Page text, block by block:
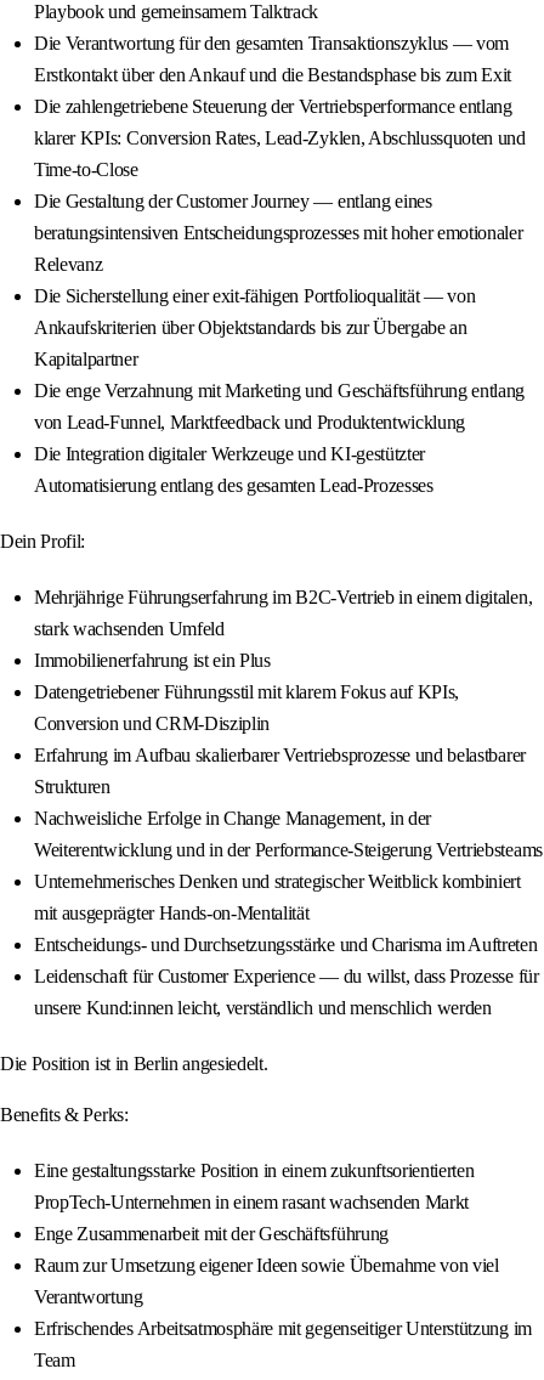
Playbook und gemeinsamem Talktrack
Die Verantwortung für den gesamten Transaktionszyklus — vom
Erstkontakt über den Ankauf und die Bestandsphase bis zum Exit
Die zahlengetriebene Steuerung der Vertriebsperformance entlang
klarer KPIs: Conversion Rates, Lead-Zyklen, Abschlussquoten und
Time-to-Close
Die Gestaltung der Customer Journey — entlang eines
beratungsintensiven Entscheidungsprozesses mit hoher emotionaler
Relevanz
Die Sicherstellung einer exit-fähigen Portfolioqualität — von
Ankaufskriterien über Objektstandards bis zur Übergabe an
Kapitalpartner
Die enge Verzahnung mit Marketing und Geschäftsführung entlang
von Lead-Funnel, Marktfeedback und Produktentwicklung
Die Integration digitaler Werkzeuge und KI-gestützter
Automatisierung entlang des gesamten Lead-Prozesses
Dein Profil:
Mehrjährige Führungserfahrung im B2C-Vertrieb in einem digitalen,
stark wachsenden Umfeld
Immobilienerfahrung ist ein Plus
Datengetriebener Führungsstil mit klarem Fokus auf KPIs,
Conversion und CRM-Disziplin
Erfahrung im Aufbau skalierbarer Vertriebsprozesse und belastbarer
Strukturen
Nachweisliche Erfolge in Change Management, in der
Weiterentwicklung und in der Performance-Steigerung Vertriebsteams
Unternehmerisches Denken und strategischer Weitblick kombiniert
mit ausgeprägter Hands-on-Mentalität
Entscheidungs- und Durchsetzungsstärke und Charisma im Auftreten
Leidenschaft für Customer Experience — du willst, dass Prozesse für
unsere Kund:innen leicht, verständlich und menschlich werden
Die Position ist in Berlin angesiedelt.
Benefits & Perks:
Eine gestaltungsstarke Position in einem zukunftsorientierten
PropTech-Unternehmen in einem rasant wachsenden Markt
Enge Zusammenarbeit mit der Geschäftsführung
Raum zur Umsetzung eigener Ideen sowie Übernahme von viel
Verantwortung
Erfrischendes Arbeitsatmosphäre mit gegenseitiger Unterstützung im
Team